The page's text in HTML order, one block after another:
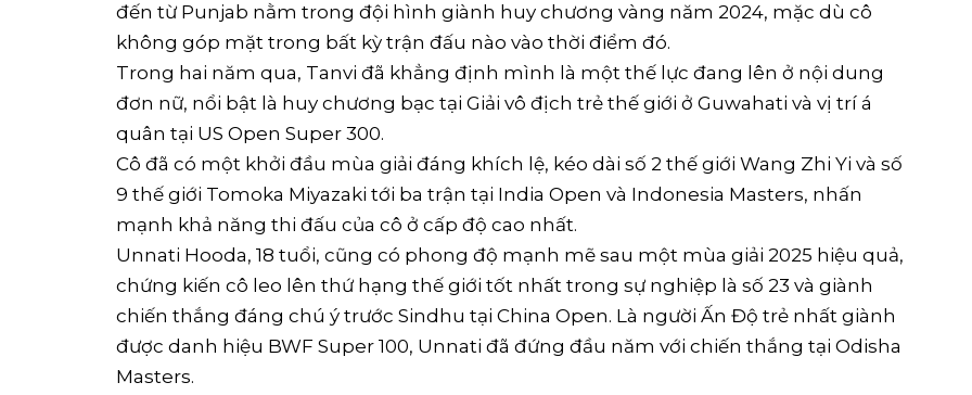
đến từ Punjab nằm trong đội hình giành huy chương vàng năm 2024, mặc dù cô
không góp mặt trong bất kỳ trận đấu nào vào thời điểm đó.
Trong hai năm qua, Tanvi đã khẳng định mình là một thế lực đang lên ở nội dung
đơn nữ, nổi bật là huy chương bạc tại Giải vô địch trẻ thế giới ở Guwahati và vị trí á
quân tại US Open Super 300.
Cô đã có một khởi đầu mùa giải đáng khích lệ, kéo dài số 2 thế giới Wang Zhi Yi và số
9 thế giới Tomoka Miyazaki tới ba trận tại India Open và Indonesia Masters, nhấn
mạnh khả năng thi đấu của cô ở cấp độ cao nhất.
Unnati Hooda, 18 tuổi, cũng có phong độ mạnh mẽ sau một mùa giải 2025 hiệu quả,
chứng kiến ​​cô leo lên thứ hạng thế giới tốt nhất trong sự nghiệp là số 23 và giành
chiến thắng đáng chú ý trước Sindhu tại China Open. Là người Ấn Độ trẻ nhất giành
được danh hiệu BWF Super 100, Unnati đã đứng đầu năm với chiến thắng tại Odisha
Masters.